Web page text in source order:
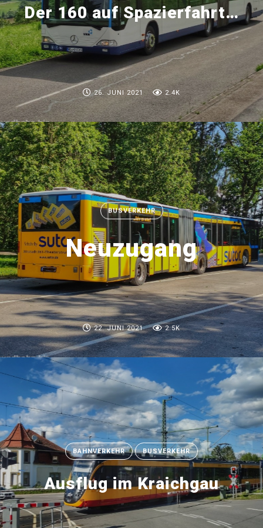
Der 160 auf Spazierfahrt…
26. JUNI 2021 2.4K
BUSVERKEHR
Neuzugang
22. JUNI 2021 2.5K
BAHNVERKEHR BUSVERKEHR
Ausflug im Kraichgau